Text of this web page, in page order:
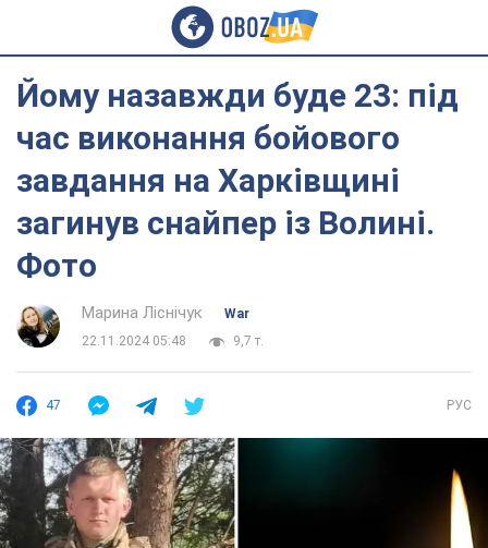
Йому назавжди буде 23: під
час виконання бойового
завдання на Харківщині
загинув снайпер із Волині.
Фото
Марина Ліснічук
War
22.11.2024 05:48
9,7 т.
47 РУС